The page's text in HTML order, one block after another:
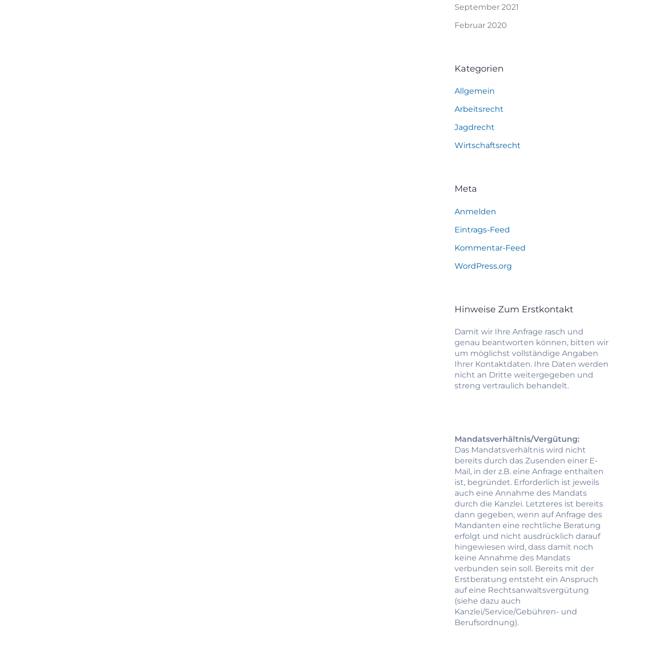
September 2021
Februar 2020
Kategorien
Allgemein
Arbeitsrecht
Jagdrecht
Wirtschaftsrecht
Meta
Anmelden
Eintrags-Feed
Kommentar-Feed
WordPress.org
Hinweise Zum Erstkontakt
Damit wir Ihre Anfrage rasch und
genau beantworten können, bitten wir
um möglichst vollständige Angaben
Ihrer Kontaktdaten. Ihre Daten werden
nicht an Dritte weitergegeben und
streng vertraulich behandelt.
Mandatsverhältnis/Vergütung:
Das Mandatsverhältnis wird nicht
bereits durch das Zusenden einer E-
Mail, in der z.B. eine Anfrage enthalten
ist, begründet. Erforderlich ist jeweils
auch eine Annahme des Mandats
durch die Kanzlei. Letzteres ist bereits
dann gegeben, wenn auf Anfrage des
Mandanten eine rechtliche Beratung
erfolgt und nicht ausdrücklich darauf
hingewiesen wird, dass damit noch
keine Annahme des Mandats
verbunden sein soll. Bereits mit der
Erstberatung entsteht ein Anspruch
auf eine Rechtsanwaltsvergütung
(siehe dazu auch
Kanzlei/Service/Gebühren- und
Berufsordnung).